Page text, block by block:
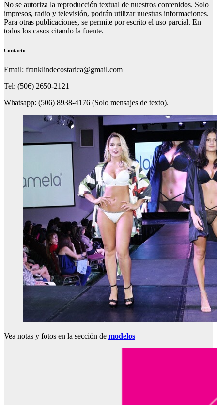
No se autoriza la reproducción textual de nuestros contenidos. Solo
impresos, radio y televisión, podrán utilizar nuestras informaciones.
Para otras publicaciones, se permite por escrito el uso parcial. En
todos los casos citando la fuente.
Contacto
Email: franklindecostarica@gmail.com
Tel: (506) 2650-2121
Whatsapp: (506) 8938-4176 (Solo mensajes de texto).
Vea notas y fotos en la sección de modelos